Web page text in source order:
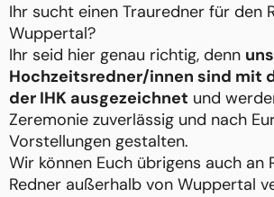
Ihr sucht einen Trauredner für den
Wuppertal?
Ihr seid hier genau richtig, denn
Hochzeitsredner/innen sind mit
der IHK ausgezeichnet und
Zeremonie zuverlässig und nach
Vorstellungen gestalten.
Wir können Euch übrigens auch an
Redner außerhalb von Wuppertal